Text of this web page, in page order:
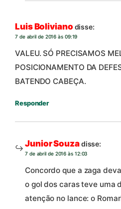
Luis Boliviano disse:
7 de abril de 2016 às 09:19
VALEU. SÓ PRECISAMOS
POSICIONAMENTO DA
BATENDO CABEÇA.
Responder
Junior Souzadisse:
7 de abril de 2016 às 12:03
Concordo que a zaga
o gol dos caras teve uma
atenção no lance: o